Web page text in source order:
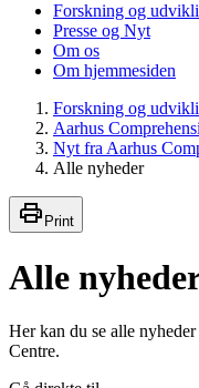
Forskning og
Presse og Nyt
Om os
Om hjemmesiden
Forskning og
Aarhus
Nyt fra Aarhus
Alle nyheder
Print
Alle
Her kan du se alle
Centre.